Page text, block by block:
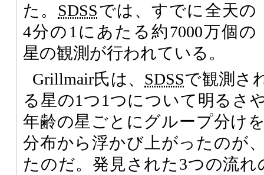
た。 SDSSでは、すでに全天の
4分の1にあたる約7000万個の
星の観測が行われている。
Grillmair氏は、 SDSSで観測さ
る星の1つ1つについて明るさ
年齢の星ごとにグループ分け
分布から浮かび上がったのが
たのだ。発見された3つの流